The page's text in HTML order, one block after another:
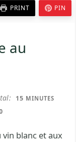
PRINT PIN
au
15 MINUTES
MINUTES
blanc et aux